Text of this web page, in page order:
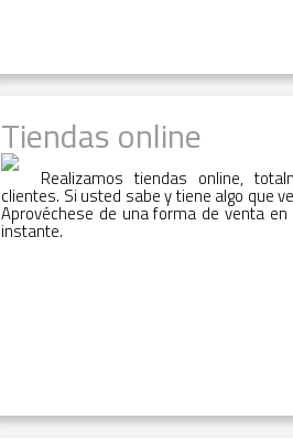
Tiendas online
Realizamos tiendas online,
clientes. Si usted sabe y tiene algo que
Aprovéchese de una forma de venta
instante.